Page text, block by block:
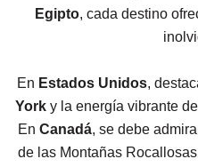
Egipto, cada destino
En Estados Unidos,
Yorky la energía vibrante
En Canadá, se debe
de las Montañas